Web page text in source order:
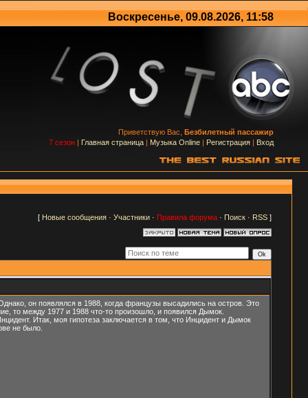
Воскресенье, 09.08.2026, 11:58
Приветствую Вас, Безбилетный пассажир
7 сезон | Главная страница | Музыка Online | Регистрация | Вход
[ Новые сообщения· Участники· Правила форума· Поиск· RSS]
он появлялся в 1988, когда французы высадились на остров. Это
то между 1977 и 1988 что-то произошло, и появился Дымок.
Итак, моя гипотеза заключается в том, что Инцидент и Дымок
не было.